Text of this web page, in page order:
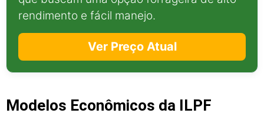
rendimento e fácil manejo.
Ver Preço Atual
Modelos Econômicos da ILPF